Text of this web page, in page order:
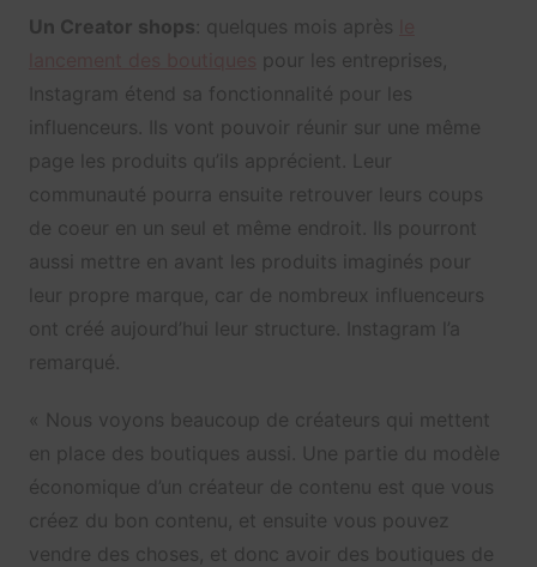
Un Creator shops: quelques mois après
pour les entreprises,
Instagram étend sa fonctionnalité pour les
influenceurs. Ils vont pouvoir réunir sur une même
page les produits qu’ils apprécient. Leur
communauté pourra ensuite retrouver leurs coups
de coeur en un seul et même endroit. Ils pourront
aussi mettre en avant les produits imaginés pour
leur propre marque, car de nombreux influenceurs
ont créé aujourd’hui leur structure. Instagram l’a
remarqué.
« Nous voyons beaucoup de créateurs qui mettent
en place des boutiques aussi. Une partie du modèle
économique d’un créateur de contenu est que vous
créez du bon contenu, et ensuite vous pouvez
vendre des choses, et donc avoir des boutiques de